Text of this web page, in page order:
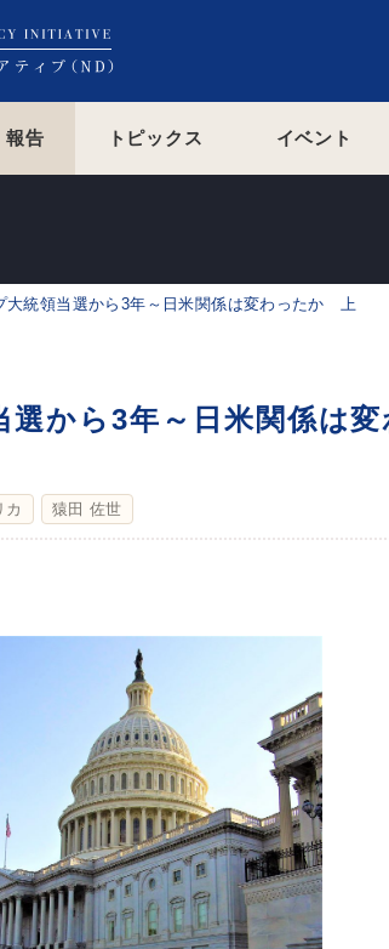
報告 トピックス イベント
大統領当選から3年～日米関係は変わったか 上
選から3年～日米関係は
カ 猿田 佐世